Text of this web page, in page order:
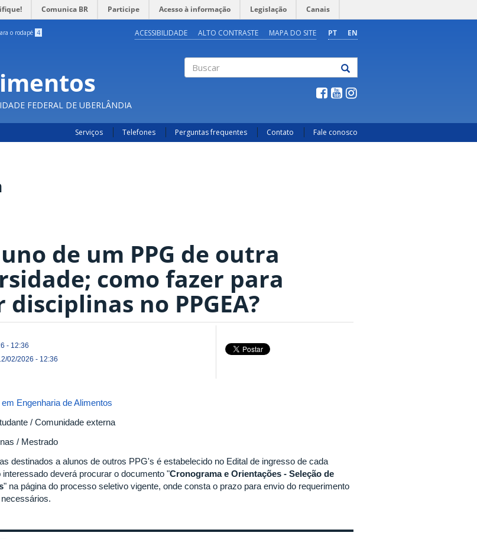
Comunica BR Participe Acesso à informação Legislação Canais
o rodapé 4 PT EN
ACESSIBILIDADE ALTO CONTRASTE MAPA DO SITE
FEDERAL DE UBERLÂNDIA
Serviços Telefones Perguntas frequentes Contato Fale conosco
de um PPG de outra
como fazer para
no PPGEA?
- 12:36
02/2026 - 12:36
Engenharia de Alimentos
/ Comunidade externa
/ Mestrado
destinados a alunos de outros PPG's é estabelecido no Edital de ingresso de cada
deverá procurar o documento "Cronograma e Orientações - Seleção de
" na página do processo seletivo vigente, onde consta o prazo para envio do requerimento